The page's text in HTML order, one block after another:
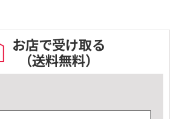
お店で受け取る
（送料無料）